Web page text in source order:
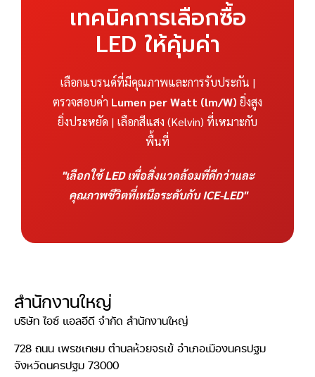
เทคนิคการเลือกซื้อ
LED ให้คุ้มค่า
เลือกแบรนด์ที่มีคุณภาพและการรับประกัน |
ตรวจสอบค่า Lumen per Watt (lm/W) ยิ่งสูง
ยิ่งประหยัด | เลือกสีแสง (Kelvin) ที่เหมาะกับ
พื้นที่
"เลือกใช้ LED เพื่อสิ่งแวดล้อมที่ดีกว่าและ
คุณภาพชีวิตที่เหนือระดับกับ ICE-LED"
สำนักงานใหญ่
บริษัท ไอซ์ แอลอีดี จำกัด สำนักงานใหญ่
728 ถนน เพรชเกษม ตำบลห้วยจรเข้ อำเภอเมืองนครปฐม
จังหวัดนครปฐม 73000